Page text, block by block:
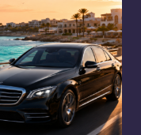
مقر
إقامتك